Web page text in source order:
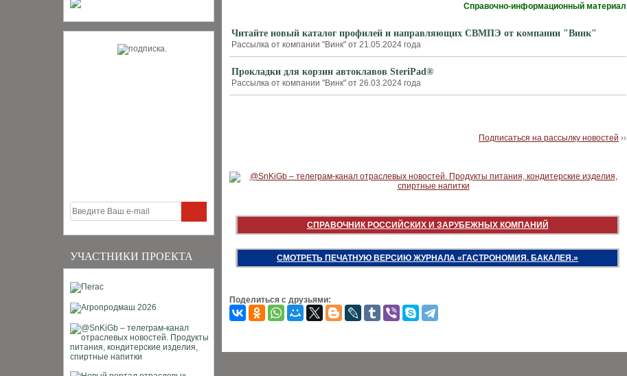
УЧАСТНИКИ ПРОЕКТА
Справочно-информационный материал
Читайте новый каталог профилей и направляющих СВМПЭ от компании "Винк"
Рассылка от компании "Винк" от 21.05.2024 года
Прокладки для корзин автоклавов SteriPad®
Рассылка от компании "Винк" от 26.03.2024 года
Подписаться на рассылку новостей ››
СПРАВОЧНИК РОССИЙСКИХ И ЗАРУБЕЖНЫХ КОМПАНИЙ
СМОТРЕТЬ ПЕЧАТНУЮ ВЕРСИЮ ЖУРНАЛА «ГАСТРОНОМИЯ. БАКАЛЕЯ.»
Поделиться с друзьями: